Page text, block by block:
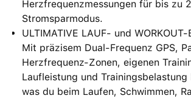
Herzfrequenzmessungen für bis zu
Stromsparmodus.
ULTIMATIVE LAUF- und WORKOUT-
Mit präzisem Dual‑Frequenz GPS,
Herzfrequenz-Zonen, eigenen
Laufleistung und Trainingsbelastung
was du beim Laufen, Schwimmen,